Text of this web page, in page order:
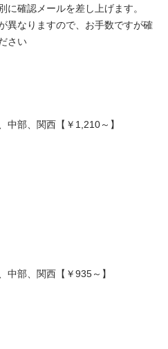
に確認メールを差し上げます。
異なりますので、お手数ですが確
さい
中部、関西【￥1,210～】
中部、関西【￥935～】